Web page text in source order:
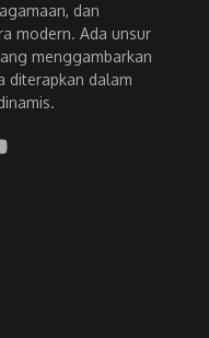
dan
modern. Ada unsur
menggambarkan
diterapkan dalam